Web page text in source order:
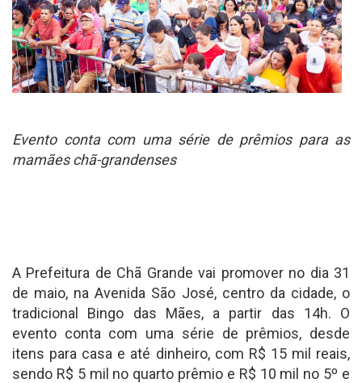
Evento conta com uma série de prêmios para as
mamães chã-grandenses
A Prefeitura de Chã Grande vai promover no dia 31
de maio, na Avenida São José, centro da cidade, o
tradicional Bingo das Mães, a partir das 14h. O
evento conta com uma série de prêmios, desde
itens para casa e até dinheiro, com R$ 15 mil reais,
sendo R$ 5 mil no quarto prêmio e R$ 10 mil no 5º e